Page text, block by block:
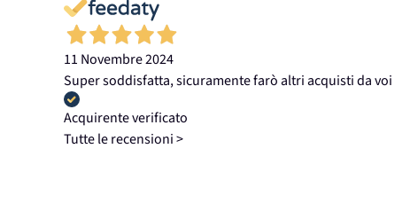
11 Novembre 2024
Super soddisfatta, sicuramente farò altri acquisti da voi
Acquirente verificato
Tutte le recensioni >